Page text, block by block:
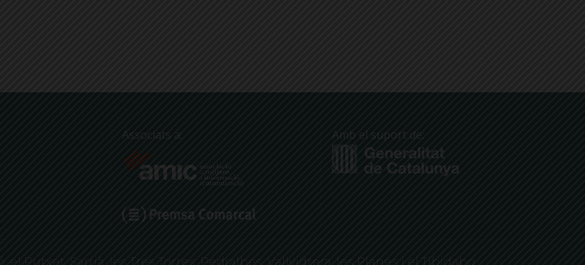
Associats a: Amb el suport de:
el Putxet, Sarrià, les Tres Torres, Pedralbes, Vallvidrera, les Planes i el Tibidabo